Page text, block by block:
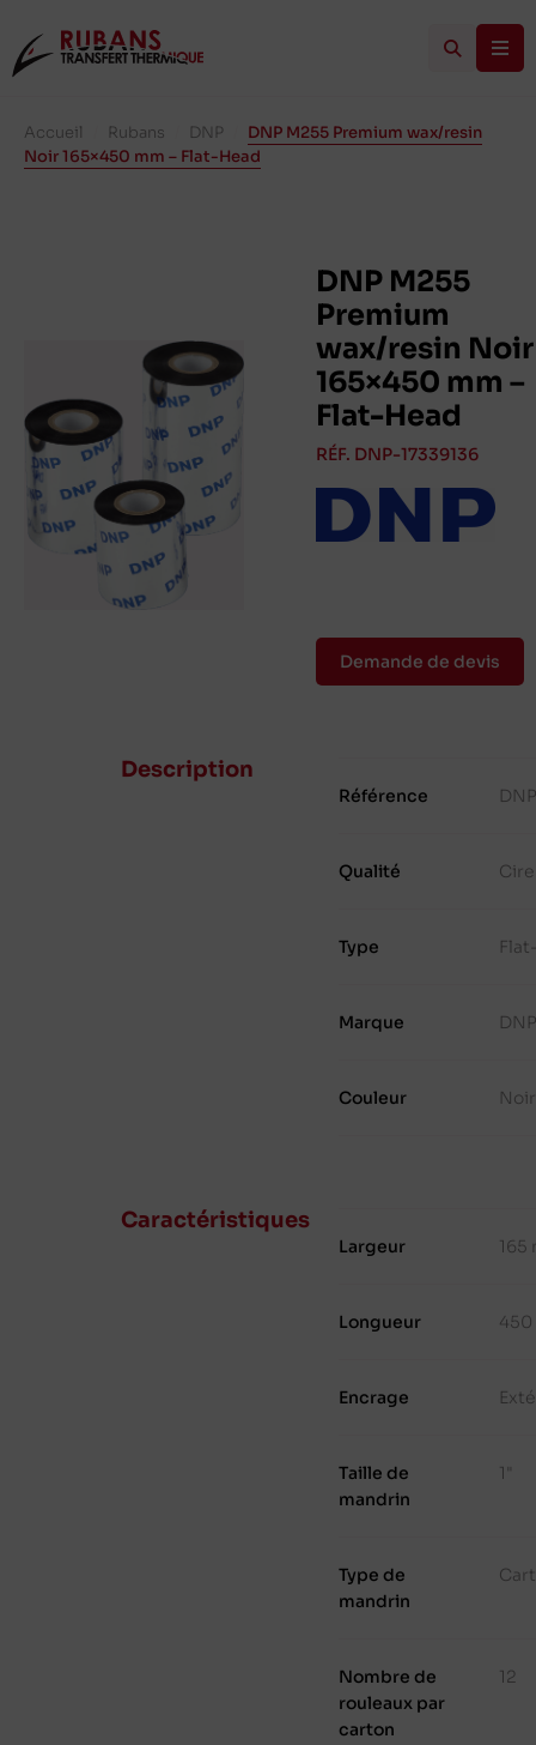
Accueil Rubans DNP
DNP M255 Premium wax/resin
Noir 165×450 mm – Flat-Head
DNP M255
Premium
wax/resin Noir
165×450 mm –
Flat-Head
RÉF. DNP-17339136
Demande de devis
Description
Référence
Qualité
Type
Marque
Couleur Noir
Caractéristiques
Largeur 165
Longueur 450
Encrage
Taille de
mandrin
1"
Type de
mandrin
Nombre de
rouleaux par
carton
12